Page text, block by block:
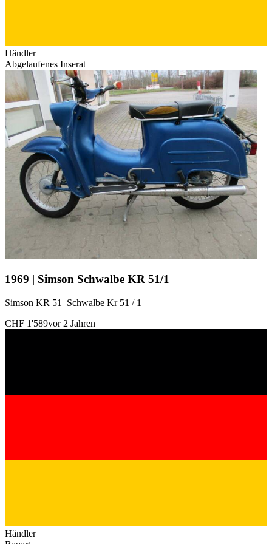
Händler
Abgelaufenes Inserat
1969 | Simson Schwalbe KR 51/1
Simson KR 51 Schwalbe Kr 51 / 1
CHF 1'589vor 2 Jahren
Händler